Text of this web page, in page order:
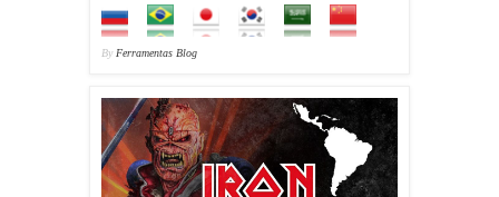
By Ferramentas Blog